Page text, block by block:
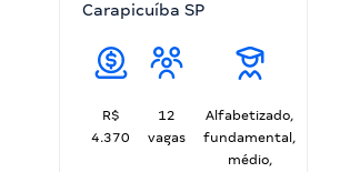
Carapicuíba SP
R$
4.370
12
vagas
Alfabetizado,
fundamental,
médio,